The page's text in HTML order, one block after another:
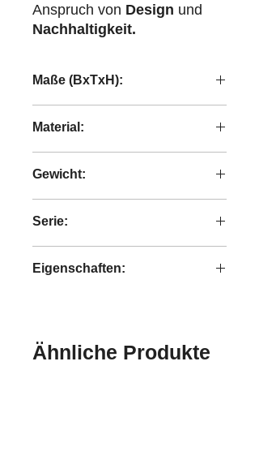
Anspruch von Design und
Nachhaltigkeit.
Maße (BxTxH):
Material:
Gewicht:
Serie:
Eigenschaften:
Ähnliche Produkte